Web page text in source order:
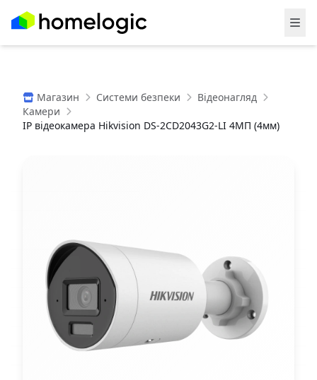
Магазин Системи безпеки
Відеонагляд
Камери
IP відеокамера Hikvision DS-2CD2043G2-LI 4МП (4мм)